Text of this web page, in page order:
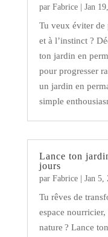
par Fabrice| Jan
Tu veux éviter de
et à l’instinct ?
ton jardin en
pour progresser
un jardin en
simple
Lance ton
jours
par Fabrice| Jan 5,
Tu rêves de
espace
nature ? Lance